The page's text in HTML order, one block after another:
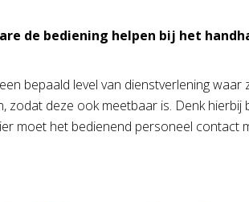
de bediening helpen bij het
bepaald level van dienstverlening
zodat deze ook meetbaar is. Denk
moet het bedienend personeel contact